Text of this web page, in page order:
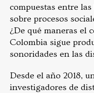
compuestas entre
sobre procesos
¿De qué maneras el
Colombia sigue
sonoridades en las
Desde el año 2018,
investigadores de